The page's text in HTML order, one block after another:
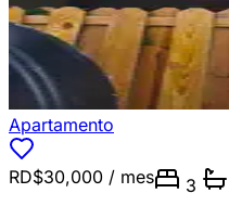
Apartamento
RD$30,000 / mes 3